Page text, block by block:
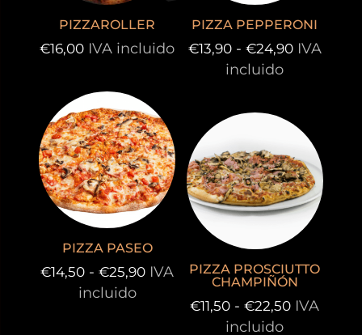
PIZZAROLLER
€16,00 IVA incluido
PIZZA PEPPERONI
€13,90 - €24,90Rango
€13,90
hasta
€24,90
IVA
incluido
PIZZA PASEO
€14,50 - €25,90Rango
precios:
IVA
incluido
PIZZA PROSCIUTTO
CHAMPIÑÓN
€11,50 - €22,50Rango
IVA
incluido